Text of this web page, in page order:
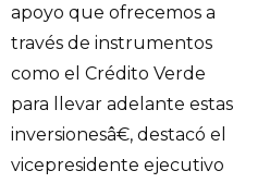
apoyo que ofrecemos a
través de instrumentos
como el Crédito Verde
para llevar adelante estas
inversionesâ€, destacó el
vicepresidente ejecutivo